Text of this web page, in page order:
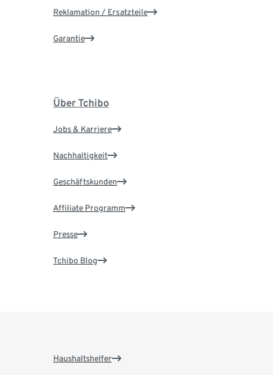
Reklamation / Ersatzteile
Garantie
Über Tchibo
Jobs & Karriere
Nachhaltigkeit
Geschäftskunden
Affiliate Programm
Presse
Tchibo Blog
Haushaltshelfer